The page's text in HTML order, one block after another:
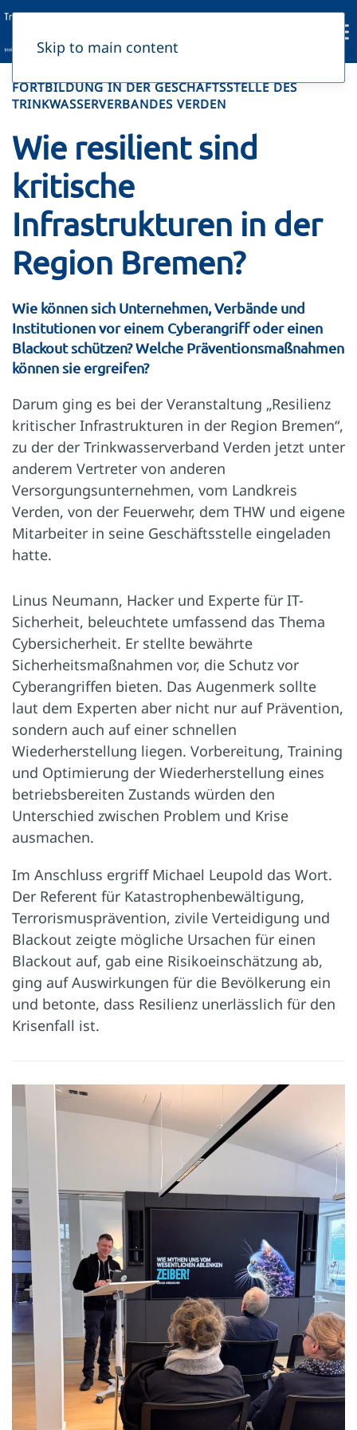
Skip to main content
FORTBILDUNG IN DER GESCHÄFTSSTELLE DES
TRINKWASSERVERBANDES VERDEN
Wie resilient sind
kritische
Infrastrukturen in der
Region Bremen?
Wie können sich Unternehmen, Verbände und
Institutionen vor einem Cyberangriff oder einen
Blackout schützen? Welche Präventionsmaßnahmen
können sie ergreifen?
Darum ging es bei der Veranstaltung „Resilienz
kritischer Infrastrukturen in der Region Bremen“,
zu der der Trinkwasserverband Verden jetzt unter
anderem Vertreter von anderen
Versorgungsunternehmen, vom Landkreis
Verden, von der Feuerwehr, dem THW und eigene
Mitarbeiter in seine Geschäftsstelle eingeladen
hatte.
Linus Neumann, Hacker und Experte für IT-
Sicherheit, beleuchtete umfassend das Thema
Cybersicherheit. Er stellte bewährte
Sicherheitsmaßnahmen vor, die Schutz vor
Cyberangriffen bieten. Das Augenmerk sollte
laut dem Experten aber nicht nur auf Prävention,
sondern auch auf einer schnellen
Wiederherstellung liegen. Vorbereitung, Training
und Optimierung der Wiederherstellung eines
betriebsbereiten Zustands würden den
Unterschied zwischen Problem und Krise
ausmachen.
Im Anschluss ergriff Michael Leupold das Wort.
Der Referent für Katastrophenbewältigung,
Terrorismusprävention, zivile Verteidigung und
Blackout zeigte mögliche Ursachen für einen
Blackout auf, gab eine Risikoeinschätzung ab,
ging auf Auswirkungen für die Bevölkerung ein
und betonte, dass Resilienz unerlässlich für den
Krisenfall ist.